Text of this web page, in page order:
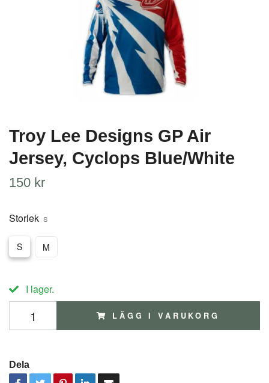
Troy Lee Designs GP Air
Jersey, Cyclops Blue/White
150 kr
Storlek S
S M
I lager.
LÄGG I VARUKORG
Dela